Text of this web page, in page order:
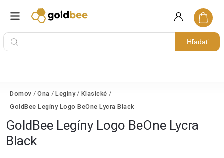
Hľadať
Domov / Ona / Legíny / Klasické /
GoldBee Legíny Logo BeOne Lycra Black
GoldBee Legíny Logo BeOne Lycra
Black